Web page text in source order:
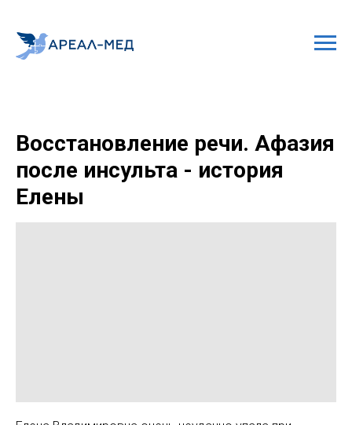
Восстановление речи. Афазия
после инсульта - история
Елены